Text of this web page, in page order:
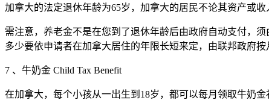
加拿大的法定退休年龄为65岁，加拿大的居民不论其资产或收
需注意，养老金不是在您到了退休年龄后由政府自动支付，
多少要依申请者在加拿大居住的年限长短来定，由联邦政府按
7 、牛奶金 Child Tax Benefit
在加拿大，每个小孩从一出生到18岁，都可以每月领取牛奶